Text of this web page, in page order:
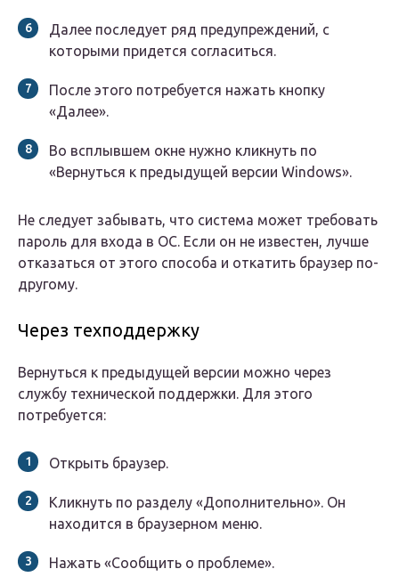
Далее последует ряд предупреждений, с
которыми придется согласиться.
После этого потребуется нажать кнопку
«Далее».
Во всплывшем окне нужно кликнуть по
«Вернуться к предыдущей версии Windows».
Не следует забывать, что система может требовать
пароль для входа в ОС. Если он не известен, лучше
отказаться от этого способа и откатить браузер по-
другому.
Через техподдержку
Вернуться к предыдущей версии можно через
службу технической поддержки. Для этого
потребуется:
Открыть браузер.
Кликнуть по разделу «Дополнительно». Он
находится в браузерном меню.
Нажать «Сообщить о проблеме».